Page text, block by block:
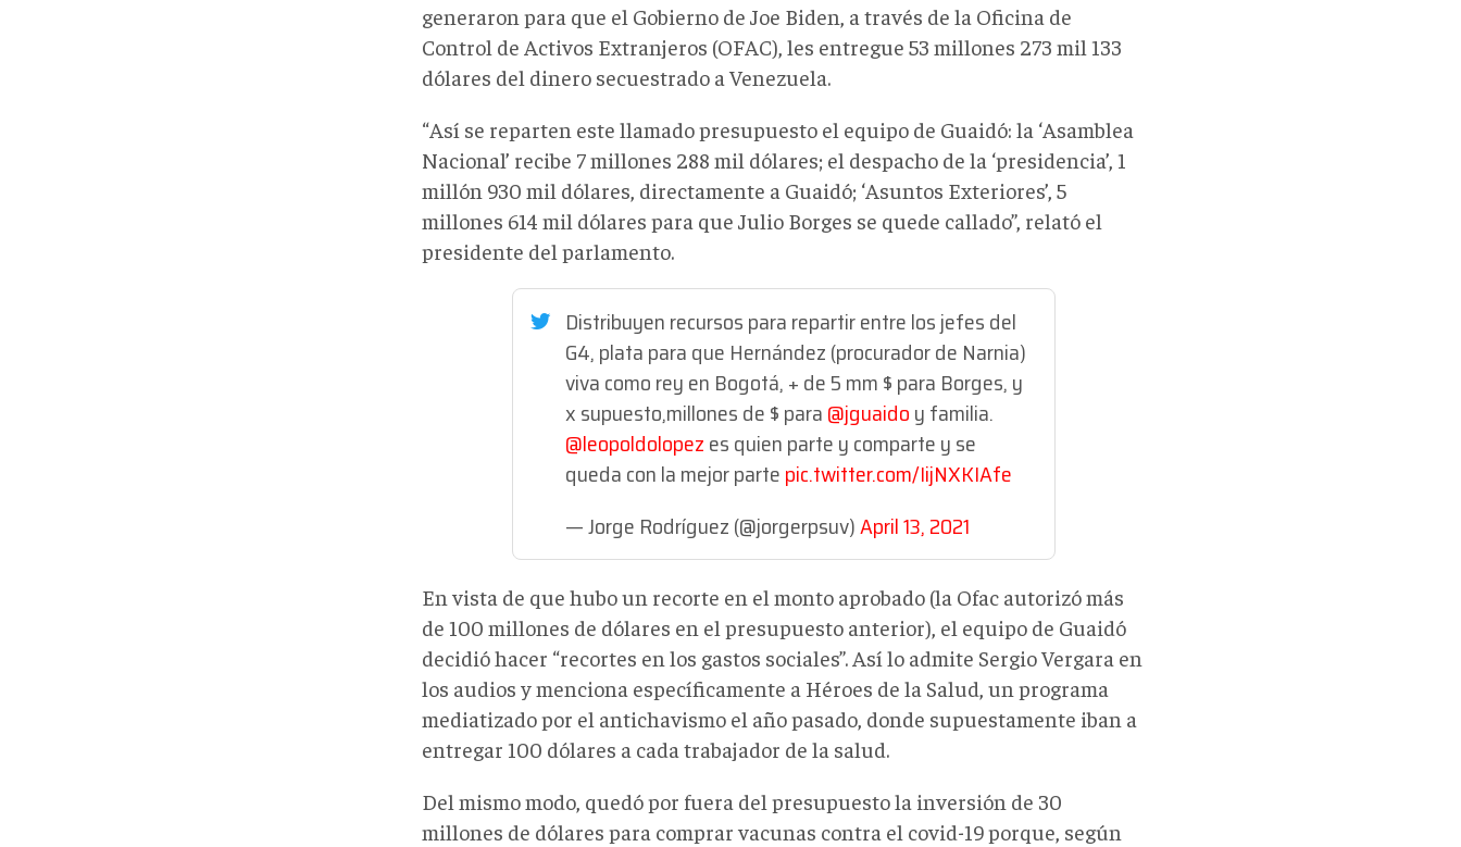
generaron para que el Gobierno de Joe Biden, a través de la Oficina de
Control de Activos Extranjeros (OFAC), les entregue 53 millones 273 mil 133
dólares del dinero secuestrado a Venezuela.
“Así se reparten este llamado presupuesto el equipo de Guaidó: la ‘Asamblea
Nacional’ recibe 7 millones 288 mil dólares; el despacho de la ‘presidencia’, 1
millón 930 mil dólares, directamente a Guaidó; ‘Asuntos Exteriores’, 5
millones 614 mil dólares para que Julio Borges se quede callado”, relató el
presidente del parlamento.
Distribuyen recursos para repartir entre los jefes del
G4, plata para que Hernández (procurador de Narnia)
viva como rey en Bogotá, + de 5 mm $ para Borges, y
x supuesto,millones de $ para@jguaidoy familia.
@leopoldolopezes quien parte y comparte y se
queda con la mejor partepic.twitter.com/IijNXKIAfe
— Jorge Rodríguez (@jorgerpsuv)April 13, 2021
En vista de que hubo un recorte en el monto aprobado (la Ofac autorizó más
de 100 millones de dólares en el presupuesto anterior), el equipo de Guaidó
decidió hacer “recortes en los gastos sociales”. Así lo admite Sergio Vergara en
los audios y menciona específicamente a Héroes de la Salud, un programa
mediatizado por el antichavismo el año pasado, donde supuestamente iban a
entregar 100 dólares a cada trabajador de la salud.
Del mismo modo, quedó por fuera del presupuesto la inversión de 30
millones de dólares para comprar vacunas contra el covid-19 porque, según